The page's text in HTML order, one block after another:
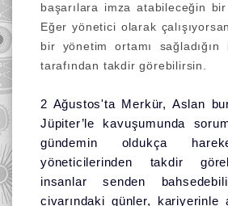
başarılara imza atabileceğin
Eğer yönetici olarak
bir yönetim ortamı sağladığın
tarafından takdir görebilirsin.
2 Ağustos'ta Merkür, Aslan
Jüpiter’le kavuşumunda
gündemin oldukça
yöneticilerinden takdir
insanlar senden
civarındaki günler, kariyerinle